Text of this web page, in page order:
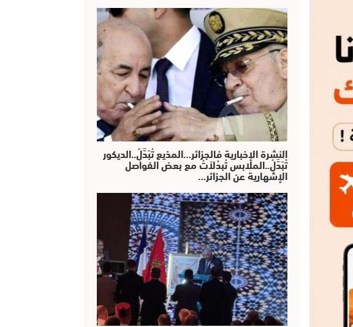
النشرة الإخبارية فالجزائر…المذيع تْبَدَّلْ..الديكور
تْبَدَّلْ..الملابس تْبدْلاَتْ مع بعض الفواصل
الإشهارية عن الجزائر…